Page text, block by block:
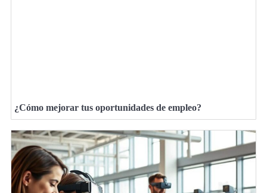
¿Cómo mejorar tus oportunidades de empleo?